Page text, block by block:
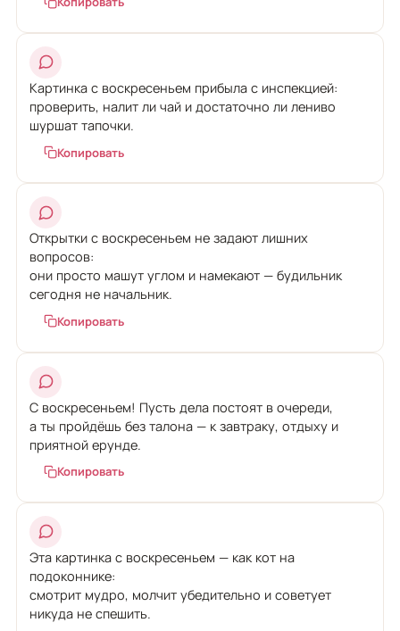
Картинка с воскресеньем прибыла с инспекцией:
проверить, налит ли чай и достаточно ли лениво
шуршат тапочки.
Копировать
Открытки с воскресеньем не задают лишних
вопросов:
они просто машут углом и намекают — будильник
сегодня не начальник.
Копировать
С воскресеньем! Пусть дела постоят в очереди,
а ты пройдёшь без талона — к завтраку, отдыху и
приятной ерунде.
Копировать
Эта картинка с воскресеньем — как кот на
подоконнике:
смотрит мудро, молчит убедительно и советует
никуда не спешить.